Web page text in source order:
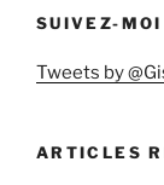
SUIVEZ-
Tweets by
ARTICLES